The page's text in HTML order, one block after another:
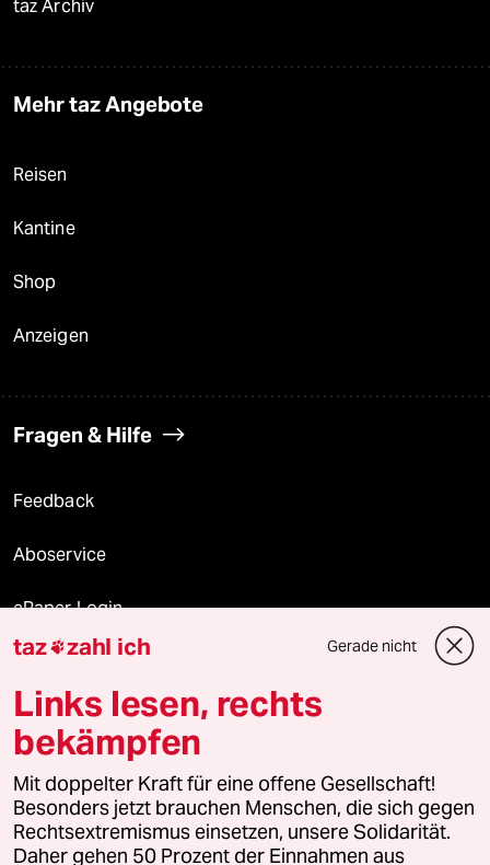
taz Archiv
Mehr taz Angebote
Reisen
Kantine
Shop
Anzeigen
Fragen & Hilfe
Feedback
Aboservice
ePaper Login
Downloads für Abonnierende
© 2026 taz Verlags und Vertriebs GmbH
Alle Rechte vorbehalten. Bei rechtlichen Fragen oder für Genehmigungen
wenden Sie sich bitte an
lizenzen@taz.de
taz zahl ich Gerade nicht
Links lesen, rechts
bekämpfen
Mit doppelter Kraft für eine offene Gesellschaft!
Besonders jetzt brauchen Menschen, die sich gegen
Rechtsextremismus einsetzen, unsere Solidarität.
Daher gehen 50 Prozent der Einnahmen aus